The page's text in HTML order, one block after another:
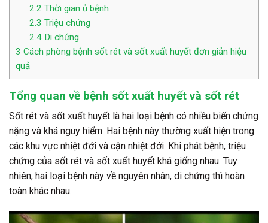
2.2 Thời gian ủ bệnh
2.3 Triệu chứng
2.4Di chứng
3 Cách phòng bệnh sốt rét và sốt xuất huyết đơn giản hiệu
quả
Tổng quan về bệnh sốt xuất huyết và sốt rét
Sốt rét và sốt xuất huyết là hai loại bệnh có nhiều biến chứng
nặng và khá nguy hiểm. Hai bệnh này thường xuất hiện trong
các khu vực nhiệt đới và cận nhiệt đới. Khi phát bệnh, triệu
chứng của sốt rét và sốt xuất huyết khá giống nhau. Tuy
nhiên, hai loại bệnh này về nguyên nhân, di chứng thì hoàn
toàn khác nhau.